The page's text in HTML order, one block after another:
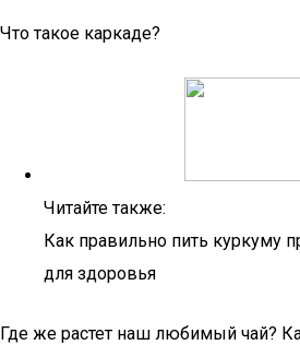
Что такое каркаде?
Читайте также:
Как правильно пить куркуму
для здоровья
Где же растет наш любимый чай?